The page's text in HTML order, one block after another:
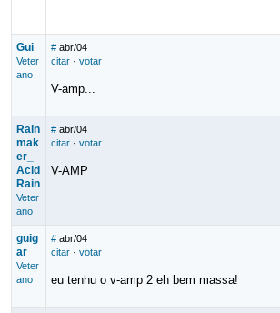
Gui
Veter
ano
# abr/04
citar· votar
V-amp...
Rain
mak
er_
Acid
Rain
Veter
ano
# abr/04
citar· votar
V-AMP
guig
ar
Veter
ano
# abr/04
citar· votar
eu tenhu o v-amp 2 eh bem massa!